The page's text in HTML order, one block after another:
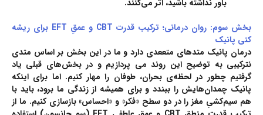
باور نداشته باشید، اثر می‌کنند.
بخش سوم: روان درمانی؛ ترکیب قدرت CBT و عمقِ EFT برای ریشه
‌کنی پانیک
درمان پانیک متدهای متععدی دارد و ما در این بخش بر اساس متدی
نترکیبی به توضیح این روند می پردازیم و در بخش‌های قبلی یاد
گرفتیم چطور در لحظه‌ی بحران، طوفان را مهار کنیم. اما برای اینکه
پانیک چمدان‌هایش را ببندد و برای همیشه از زندگی ما برود، باید با
هم سیم‌کشیِ مغز را در دو سطح «فکر» و «احساس» بازسازی کنیم. ما از